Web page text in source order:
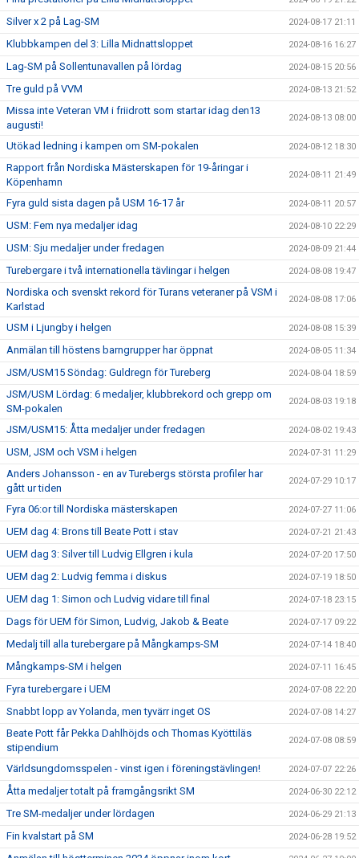
Silver x 2 på Lag-SM 2024-08-17 21:11
Klubbkampen del 3: Lilla Midnattsloppet 2024-08-16 16:27
Lag-SM på Sollentunavallen på lördag 2024-08-15 20:56
Tre guld på VVM 2024-08-13 21:52
Missa inte Veteran VM i friidrott som startar idag den13
augusti!
2024-08-13 08:00
Utökad ledning i kampen om SM-pokalen 2024-08-12 18:30
Rapport från Nordiska Mästerskapen för 19-åringar i
Köpenhamn
2024-08-11 21:49
Fyra guld sista dagen på USM 16-17 år 2024-08-11 20:57
USM: Fem nya medaljer idag 2024-08-10 22:29
USM: Sju medaljer under fredagen 2024-08-09 21:44
Turebergare i två internationella tävlingar i helgen 2024-08-08 19:47
Nordiska och svenskt rekord för Turans veteraner på VSM i
Karlstad
2024-08-08 17:06
USM i Ljungby i helgen 2024-08-08 15:39
Anmälan till höstens barngrupper har öppnat 2024-08-05 11:34
JSM/USM15 Söndag: Guldregn för Tureberg 2024-08-04 18:59
JSM/USM Lördag: 6 medaljer, klubbrekord och grepp om
SM-pokalen
2024-08-03 19:18
JSM/USM15: Åtta medaljer under fredagen 2024-08-02 19:43
USM, JSM och VSM i helgen 2024-07-31 11:29
Anders Johansson - en av Turebergs största profiler har
gått ur tiden
2024-07-29 10:17
Fyra 06:or till Nordiska mästerskapen 2024-07-27 11:06
UEM dag 4: Brons till Beate Pott i stav 2024-07-21 21:43
UEM dag 3: Silver till Ludvig Ellgren i kula 2024-07-20 17:50
UEM dag 2: Ludvig femma i diskus 2024-07-19 18:50
UEM dag 1: Simon och Ludvig vidare till final 2024-07-18 23:15
Dags för UEM för Simon, Ludvig, Jakob & Beate 2024-07-17 09:22
Medalj till alla turebergare på Mångkamps-SM 2024-07-14 18:40
Mångkamps-SM i helgen 2024-07-11 16:45
Fyra turebergare i UEM 2024-07-08 22:20
Snabbt lopp av Yolanda, men tyvärr inget OS 2024-07-08 14:27
Beate Pott får Pekka Dahlhöjds och Thomas Kyöttiläs
stipendium
2024-07-08 08:59
Världsungdomsspelen - vinst igen i föreningstävlingen! 2024-07-07 22:26
Åtta medaljer totalt på framgångsrikt SM 2024-06-30 22:12
Tre SM-medaljer under lördagen 2024-06-29 21:13
Fin kvalstart på SM 2024-06-28 19:52